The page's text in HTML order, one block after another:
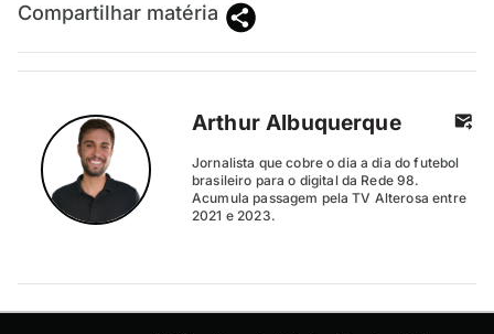
Compartilhar matéria
Arthur Albuquerque
Jornalista que cobre o dia a dia do futebol
brasileiro para o digital da Rede 98.
Acumula passagem pela TV Alterosa entre
2021 e 2023.